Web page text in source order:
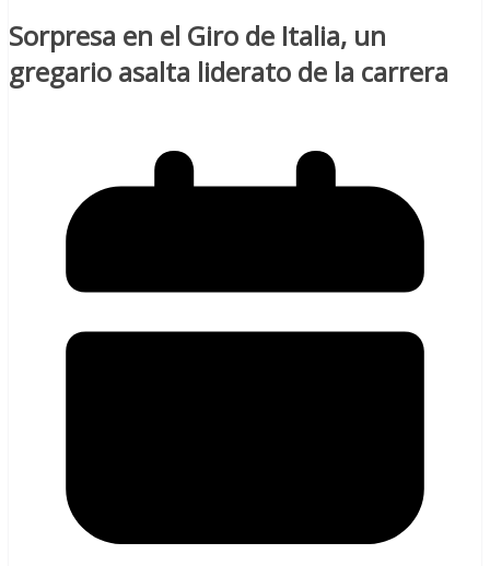
Sorpresa en el Giro de Italia, un
gregario asalta liderato de la carrera